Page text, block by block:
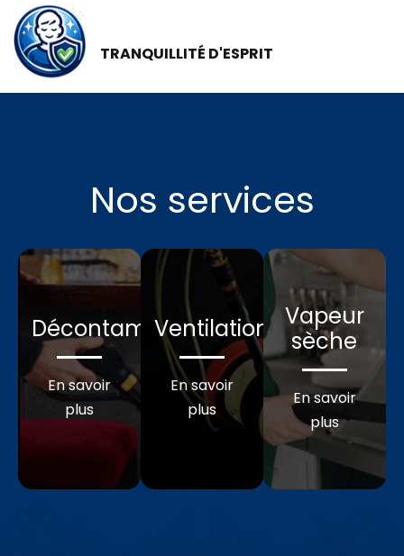
TRANQUILLITÉ D'ESPRIT
Nos services
Décontamination
En savoir
plus
Ventilation
En savoir
plus
Vapeur
sèche
En savoir
plus